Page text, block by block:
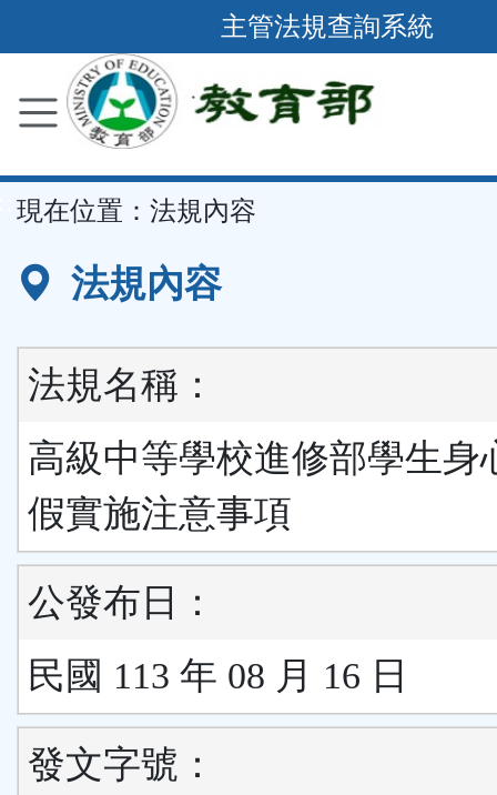
到
要
容
區
主管法規查詢系統
現在位置： 法規內容
法規內容
法規名稱：
高級中等學校進修部學生身
假實施注意事項
公發布日：
民國 113 年 08 月 16 日
發文字號：